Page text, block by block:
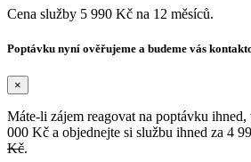
Cena služby 5 990 Kč na 12 měsíců.
Poptávku nyní ověřujeme a budeme vás
×
Máte-li zájem reagovat na poptávku
000 Kč a objednejte si službu ihned za 4
Kč.